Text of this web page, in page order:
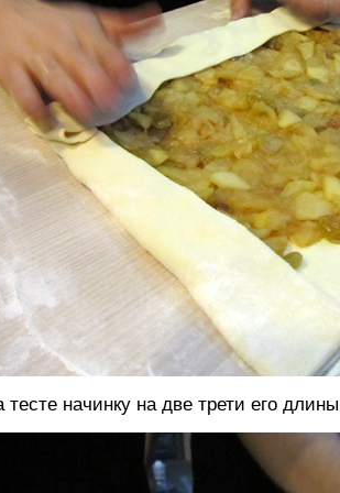
начинку на две трети его